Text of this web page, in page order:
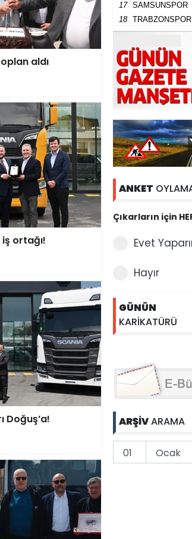
aldı
ortağı!
Doğuş’a!
17
SAMSUNSPOR
18
TRABZONSPOR
ANKET
Çıkarların için
Evet
Hayır
GÜNÜN
KARİKATÜRÜ
ARŞİVARAMA